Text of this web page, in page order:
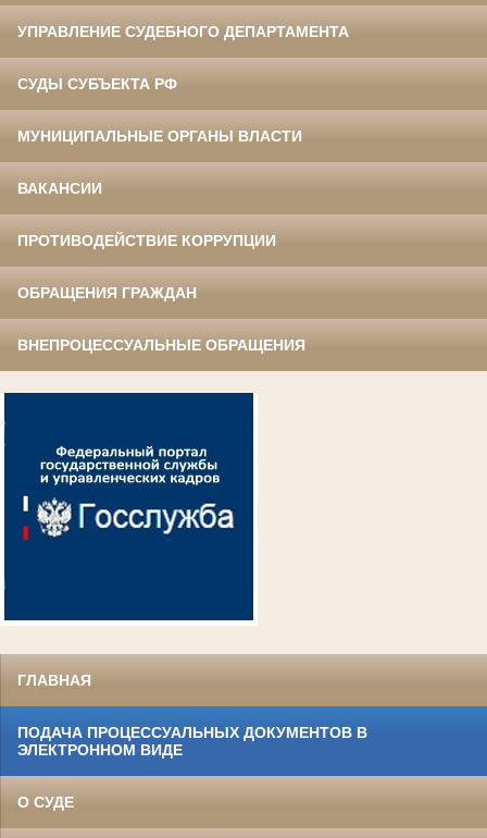
УПРАВЛЕНИЕ СУДЕБНОГО ДЕПАРТАМЕНТА
СУДЫ СУБЪЕКТА РФ
МУНИЦИПАЛЬНЫЕ ОРГАНЫ ВЛАСТИ
ВАКАНСИИ
ПРОТИВОДЕЙСТВИЕ КОРРУПЦИИ
ОБРАЩЕНИЯ ГРАЖДАН
ВНЕПРОЦЕССУАЛЬНЫЕ ОБРАЩЕНИЯ
ГЛАВНАЯ
ПОДАЧА ПРОЦЕССУАЛЬНЫХ ДОКУМЕНТОВ В
ЭЛЕКТРОННОМ ВИДЕ
О СУДЕ